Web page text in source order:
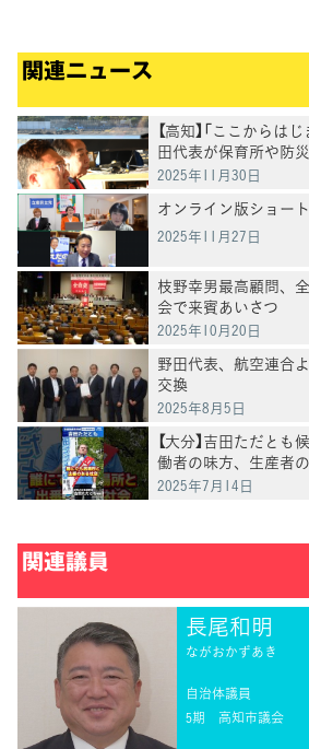
関連ニュース
【高知】「ここからは
田代表が保育所や防
2025年11月30日
オンライン版ショー
2025年11月27日
枝野幸男最高顧問、
会で来賓あいさつ
2025年10月20日
野田代表、航空連合
交換
2025年8月5日
【大分】吉田ただとも
働者の味方、生産者
と訴え
2025年7月14日
関連議員
長尾和明
ながおかずあき
自治体議員
5期 高知市議会